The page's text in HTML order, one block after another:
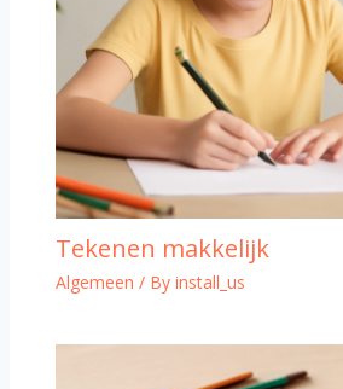
Tekenen makkelijk
Algemeen / By install_us